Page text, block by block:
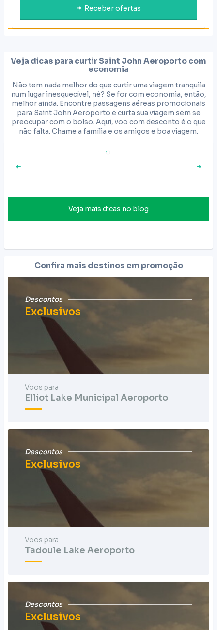
Receber ofertas
Veja dicas para curtirSaint John Aeroportocom
economia
Não tem nada melhor do que curtir uma viagem tranquila
num lugar inesquecível, né? Se for com economia, então,
melhor ainda. Encontre passagens aéreas promocionais
para Saint John Aeroporto e curta sua viagem sem se
preocupar com o bolso. Aqui, voo com desconto é o que
não falta. Chame a família e os amigos e boa viagem.
Veja mais dicas no blog
Confira mais destinos em promoção
Descontos
Exclusivos
Voos para
Elliot Lake Municipal Aeroporto
Descontos
Exclusivos
Voos para
Tadoule Lake Aeroporto
Descontos
Exclusivos